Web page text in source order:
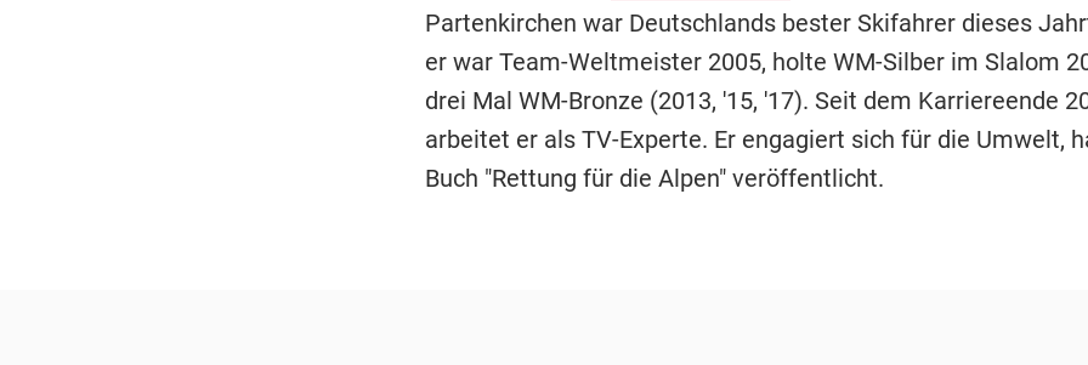
Partenkirchen war Deutschlands bester Skifahrer dieses
er war Team-Weltmeister 2005, holte WM-Silber im Slalom
drei Mal WM-Bronze (2013, '15, '17). Seit dem Karriereende
arbeitet er als TV-Experte. Er engagiert sich für die Umwelt,
Buch "Rettung für die Alpen" veröffentlicht.